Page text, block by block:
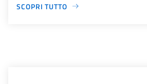
SCOPRI TUTTO